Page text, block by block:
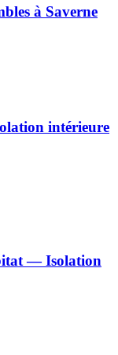
à Saverne
intérieure
— Isolation